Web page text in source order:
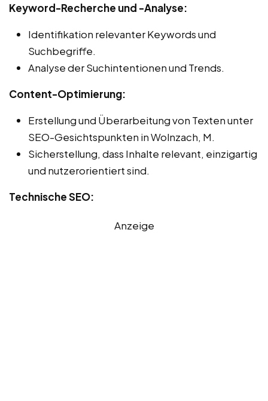
Keyword-Recherche und -Analyse:
Identifikation relevanter Keywords und
Suchbegriffe.
Analyse der Suchintentionen und Trends.
Content-Optimierung:
Erstellung und Überarbeitung von Texten unter
SEO-Gesichtspunkten in Wolnzach, M.
Sicherstellung, dass Inhalte relevant, einzigartig
und nutzerorientiert sind.
Technische SEO:
Anzeige